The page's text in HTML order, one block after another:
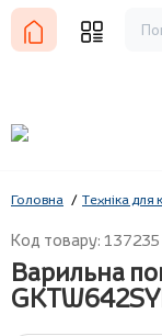
Головна Техніка для
Код товару: 137235
Варильна